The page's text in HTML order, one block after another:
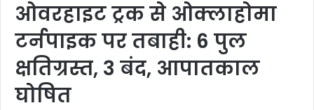
ओवरहाइट ट्रक से ओक्लाहोमा
टर्नपाइक पर तबाही: 6 पुल
क्षतिग्रस्त, 3 बंद, आपातकाल
घोषित